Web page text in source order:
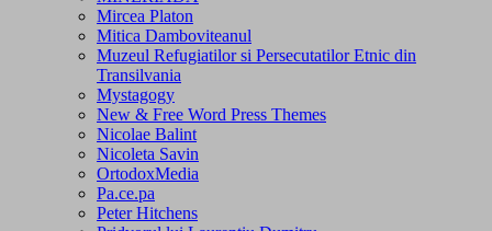
Mircea Platon
Mitica Damboviteanul
Muzeul Refugiatilor si Persecutatilor Etnic din
Transilvania
Mystagogy
New & Free Word Press Themes
Nicolae Balint
Nicoleta Savin
OrtodoxMedia
Pa.ce.pa
Peter Hitchens